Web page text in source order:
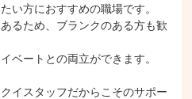
い方におすすめの職場です。
るため、ブランクのある方も歓
ベートとの両立ができます。
イスタッフだからこそのサポー